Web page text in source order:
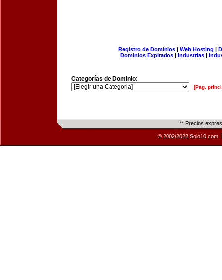
Registro de Dominios| Web Hosting |
Dominios Expirados | Industrias |
Categorías de Dominio:
[Pág.
** Precios
© 2002/2022 Solo10.com